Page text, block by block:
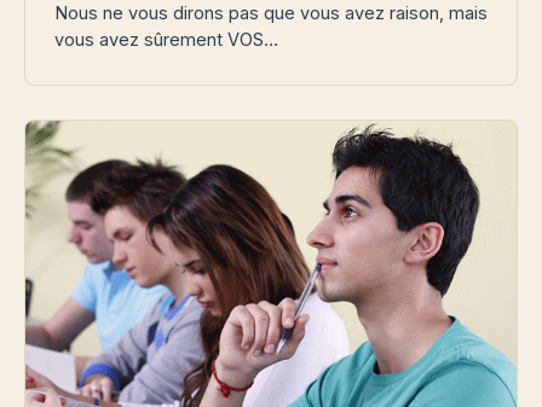
Nous ne vous dirons pas que vous avez raison, mais
vous avez sûrement VOS…